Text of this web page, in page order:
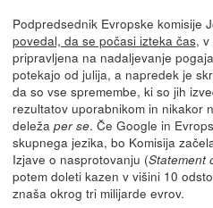
Podpredsednik Evropske komisije
povedal, da se počasi izteka čas, v
pripravljena na nadaljevanje
potekajo od julija, a napredek je
da so vse spremembe, ki so jih
rezultatov uporabnikom in nikakor
deleža per se. Če Google in
skupnega jezika, bo Komisija
Izjave o nasprotovanju (Statement
potem doleti kazen v višini 10
znaša okrog tri milijarde evrov.